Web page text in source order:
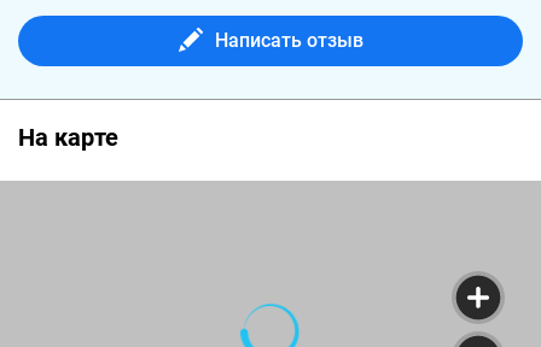
Написать отзыв
На карте